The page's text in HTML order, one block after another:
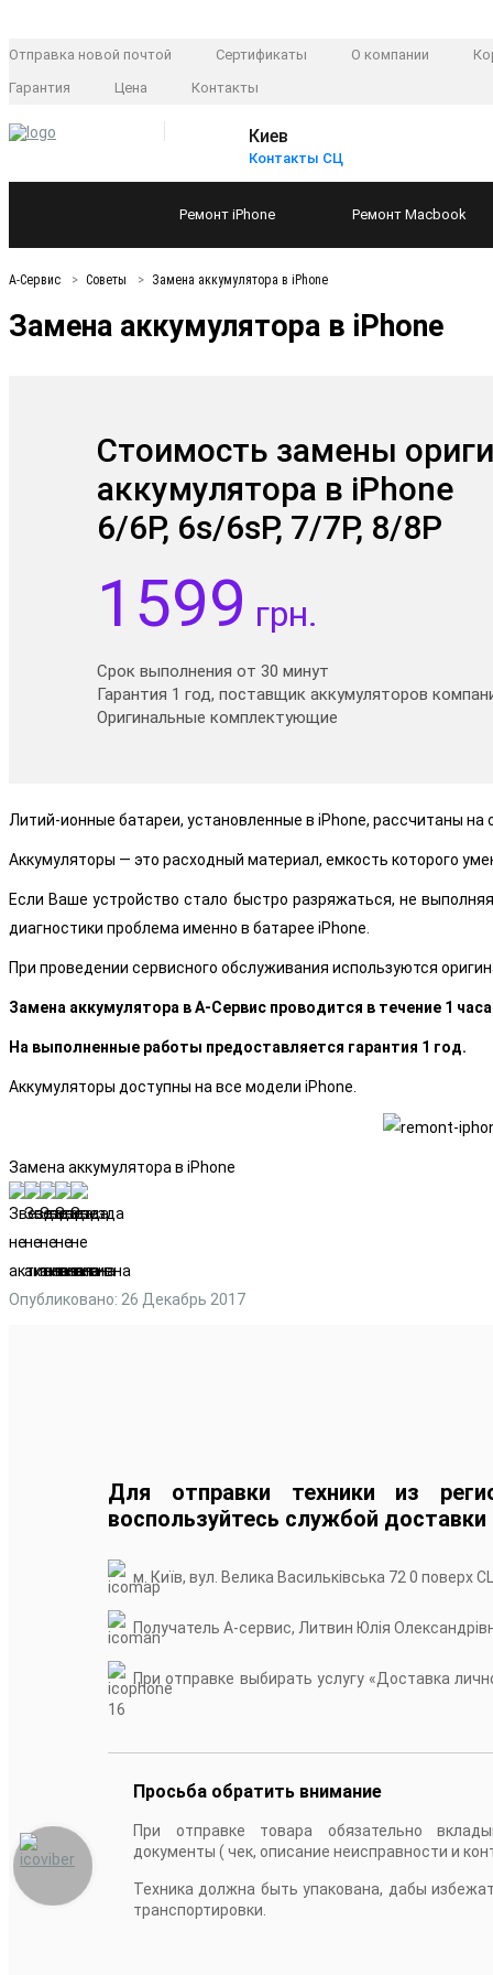
Отправка новой почтой Сертификаты О компании
Гарантия
Цена Контакты
Киев
Контакты СЦ
Ремонт iPhone Ремонт Macbook
А-Сервис Советы Замена аккумулятора в iPhone
Замена аккумулятора в iPhone
Стоимость замены
аккумулятора в iPhone
6/6P, 6s/6sP, 7/7P, 8/8P
1599 грн.
Срок выполнения от 30 минут
Гарантия 1 год, поставщик аккумуляторов
Оригинальные комплектующие
Литий-ионные батареи, установленные в iPhone, рассчитаны на
Аккумуляторы — это расходный материал, емкость которого
Если Ваше устройство стало быстро разряжаться, не
диагностики проблема именно в батарее iPhone.
При проведении сервисного обслуживания используются
Замена аккумулятора в А-Сервис проводится в течение 1
На выполненные работы предоставляется гарантия 1 год.
Аккумуляторы доступны на все модели iPhone.
Замена аккумулятора в iPhone
Опубликовано: 26 Декабрь 2017
Для отправки техники из
воспользуйтесь службой доставки
м. Київ, вул. Велика Васильківська 72 0 поверх
Получатель А-сервис, Литвин Юлія
При отправке выбирать услугу «Доставка
16
Просьба обратить внимание
При отправке товара обязательно
документы ( чек, описание неисправности и
Техника должна быть упакована, дабы
транспортировки.